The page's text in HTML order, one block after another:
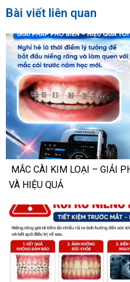
Bài viết liên quan
MẮC CÀI KIM LOẠI – GIẢI
VÀ HIỆU QUẢ